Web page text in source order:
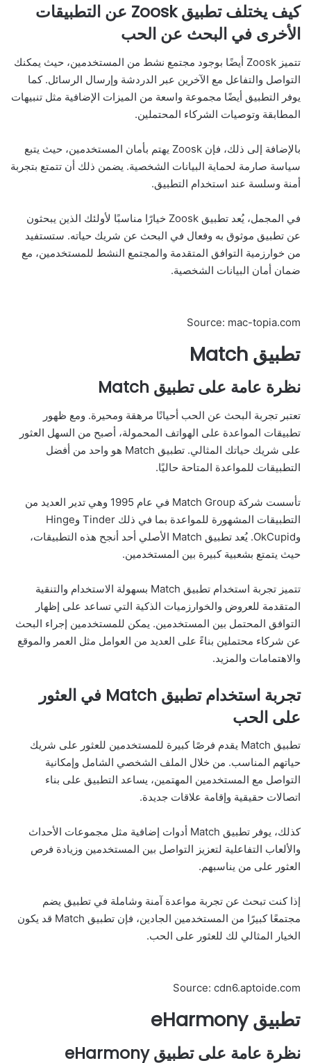
كيف يختلف تطبيق Zoosk عن التطبيقات
الأخرى في البحث عن الحب
تتميز Zoosk أيضًا بوجود مجتمع نشط من المستخدمين، حيث يمكنك
التواصل والتفاعل مع الآخرين عبر الدردشة وإرسال الرسائل. كما
يوفر التطبيق أيضًا مجموعة واسعة من الميزات الإضافية مثل تنبيهات
المطابقة وتوصيات الشركاء المحتملين.
بالإضافة إلى ذلك، فإن Zoosk يهتم بأمان المستخدمين، حيث يتبع
سياسة صارمة لحماية البيانات الشخصية. يضمن ذلك أن تتمتع بتجربة
أمنة وسلسة عند استخدام التطبيق.
في المجمل، يُعد تطبيق Zoosk خيارًا مناسبًا لأولئك الذين يبحثون
عن تطبيق موثوق به وفعال في البحث عن شريك حياته. ستستفيد
من خوارزمية التوافق المتقدمة والمجتمع النشط للمستخدمين، مع
ضمان أمان البيانات الشخصية.
Source: mac-topia.com
تطبيق Match
نظرة عامة على تطبيق Match
تعتبر تجربة البحث عن الحب أحيانًا مرهقة ومحيرة. ومع ظهور
تطبيقات المواعدة على الهواتف المحمولة، أصبح من السهل العثور
على شريك حياتك المثالي. تطبيق Match هو واحد من أفضل
التطبيقات للمواعدة المتاحة حاليًا.
تأسست شركة Match Group في عام 1995 وهي تدير العديد من
التطبيقات المشهورة للمواعدة بما في ذلك Tinder وHinge
وOkCupid. يُعد تطبيق Match الأصلي أحد أنجح هذه التطبيقات،
حيث يتمتع بشعبية كبيرة بين المستخدمين.
تتميز تجربة استخدام تطبيق Match بسهولة الاستخدام والتنقية
المتقدمة للعروض والخوارزميات الذكية التي تساعد على إظهار
التوافق المحتمل بين المستخدمين. يمكن للمستخدمين إجراء البحث
عن شركاء محتملين بناءً على العديد من العوامل مثل العمر والموقع
والاهتمامات والمزيد.
تجربة استخدام تطبيق Match في العثور
على الحب
تطبيق Match يقدم فرصًا كبيرة للمستخدمين للعثور على شريك
حياتهم المناسب. من خلال الملف الشخصي الشامل وإمكانية
التواصل مع المستخدمين المهتمين، يساعد التطبيق على بناء
اتصالات حقيقية وإقامة علاقات جديدة.
كذلك، يوفر تطبيق Match أدوات إضافية مثل مجموعات الأحداث
والألعاب التفاعلية لتعزيز التواصل بين المستخدمين وزيادة فرص
العثور على من يناسبهم.
إذا كنت تبحث عن تجربة مواعدة آمنة وشاملة في تطبيق يضم
مجتمعًا كبيرًا من المستخدمين الجادين، فإن تطبيق Match قد يكون
الخيار المثالي لك للعثور على الحب.
Source: cdn6.aptoide.com
تطبيق eHarmony
نظرة عامة على تطبيق eHarmony